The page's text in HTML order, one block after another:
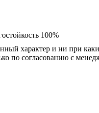
100%
характер и ни при
по согласованию с